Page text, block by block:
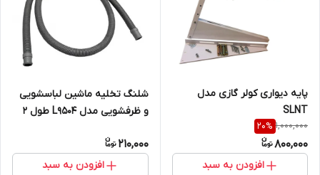
پایه دیواری کولر گازی مدل
SLNT
1,000,000
20%
800,000
افزودن به سبد
شلنگ تخلیه ماشین لباسشویی
و ظرفشویی مدل L9504 طول 2
210,000
افزودن به سبد